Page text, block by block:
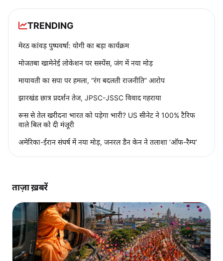
TRENDING
मेरठ कांवड़ पुष्पवर्षा: योगी का बड़ा कार्यक्रम
मोजतबा खामेनेई लोकेशन पर सस्पेंस, जंग में नया मोड़
मायावती का सपा पर हमला, “रंग बदलती राजनीति” आरोप
झारखंड छात्र प्रदर्शन तेज, JPSC-JSSC विवाद गहराया
रूस से तेल खरीदना भारत को पड़ेगा भारी? US सीनेट ने 100% टैरिफ
वाले बिल को दी मंजूरी
अमेरिका-ईरान संघर्ष में नया मोड़, जनरल डैन केन ने तलाशा ‘ऑफ-रैम्प’
ताज़ा ख़बरें